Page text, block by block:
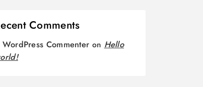
Comments
Commenter on Hello